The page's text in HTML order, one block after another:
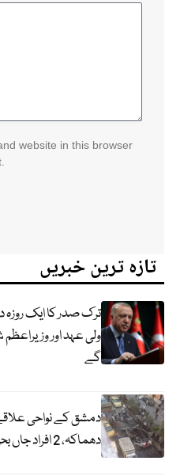
website in this browser
تازہ ترین خبریں
ترک صدر کا ایک
ولی عہد اور
گے
دمشق کے نواحی
دھماکہ، 2 افراد جاں بحق، متعدد زخمی